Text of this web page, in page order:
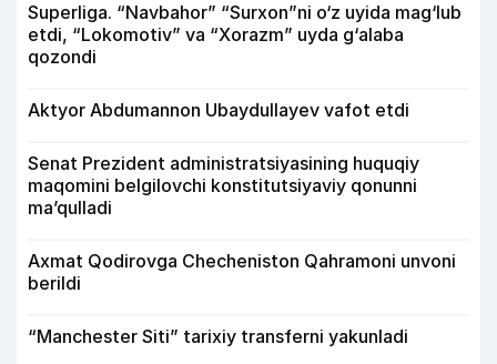
Superliga. “Navbahor” “Surxon”ni o‘z uyida mag‘lub
etdi, “Lokomotiv” va “Xorazm” uyda g‘alaba
qozondi
Aktyor Abdu­mannon Ubaydullayev vafot etdi
Senat Prezident administratsiyasining huquqiy
maqomini belgilovchi konstitutsiyaviy qonunni
ma’qulladi
Axmat Qodirovga Checheniston Qahramoni unvoni
berildi
“Manchester Siti” tarixiy transferni yakunladi